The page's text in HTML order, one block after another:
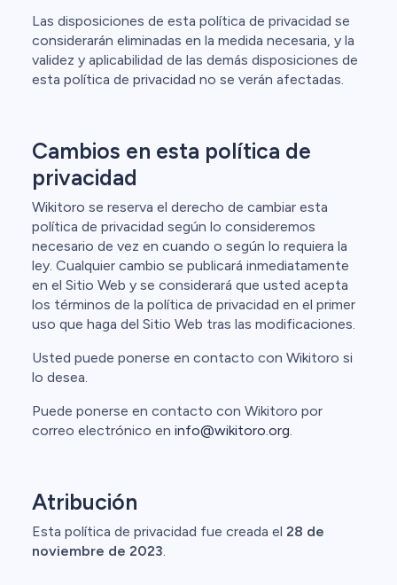
Las disposiciones de esta política de privacidad se
considerarán eliminadas en la medida necesaria, y la
validez y aplicabilidad de las demás disposiciones de
esta política de privacidad no se verán afectadas.
Cambios en esta política de
privacidad
Wikitoro se reserva el derecho de cambiar esta
política de privacidad según lo consideremos
necesario de vez en cuando o según lo requiera la
ley. Cualquier cambio se publicará inmediatamente
en el Sitio Web y se considerará que usted acepta
los términos de la política de privacidad en el primer
uso que haga del Sitio Web tras las modificaciones.
Usted puede ponerse en contacto con Wikitoro si
lo desea.
Puede ponerse en contacto con Wikitoro por
correo electrónico en info@wikitoro.org.
Atribución
Esta política de privacidad fue creada el 28 de
noviembre de 2023.